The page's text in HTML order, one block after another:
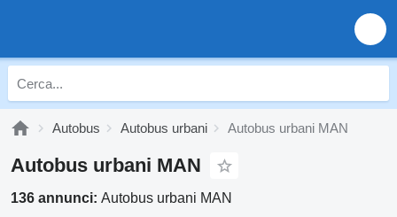
Autobus Autobus urbani Autobus urbani MAN
Autobus urbani MAN
136 annunci: Autobus urbani MAN